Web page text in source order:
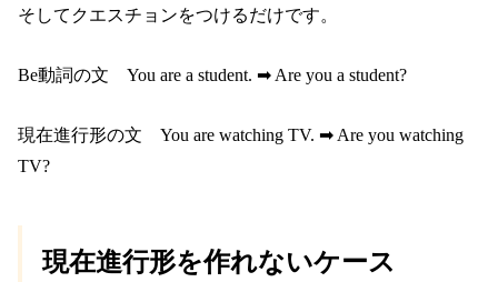
そしてクエスチョンをつけるだけです。
Be動詞の文 You are a student. ➡︎ Are you a student?
現在進行形の文 You are watching TV. ➡︎ Are you watching
TV?
現在進行形を作れないケース